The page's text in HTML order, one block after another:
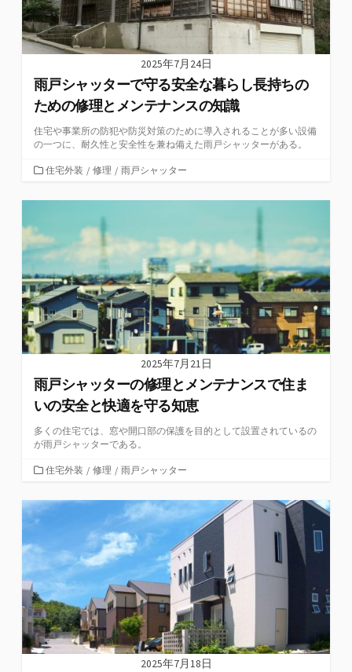
2025年7月24日
雨戸シャッターで守る安全な暮らし長持ちの
ための修理とメンテナンスの知識
住宅や事業所の防犯や防災対策のために導入されることが多い設備
の一つに、耐久性と安全性を兼ね備えた雨戸シャッターがある。
カ
ゴ
住宅外装 / 修理 / 雨戸シャッター
2025年7月21日
雨戸シャッターの修理とメンテナンスで住ま
いの安全と快適を守る知恵
多くの住宅では、窓や開口部の保護を目的として設置されているの
が雨戸シャッターである。
カ
ゴ
リ
住宅外装 / 修理 / 雨戸シャッター
2025年7月18日